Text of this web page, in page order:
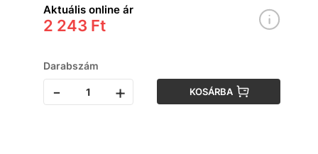
Aktuális online ár
2 243 Ft
Darabszám
- + KOSÁRBA